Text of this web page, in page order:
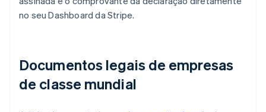
no seu Dashboard da Stripe.
Documentos legais de empresas
de classe mundial